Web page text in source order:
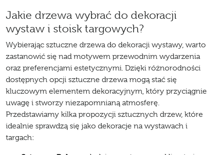
Jakie drzewa wybrać do dekoracji
wystaw i stoisk targowych?
Wybierając sztuczne drzewa do dekoracji wystawy, warto
zastanowić się nad motywem przewodnim wydarzenia
oraz preferencjami estetycznymi. Dzięki różnorodności
dostępnych opcji sztuczne drzewa mogą stać się
kluczowym elementem dekoracyjnym, który przyciągnie
uwagę i stworzy niezapomnianą atmosferę.
Przedstawiamy kilka propozycji sztucznych drzew, które
idealnie sprawdzą się jako dekoracje na wystawach i
targach: